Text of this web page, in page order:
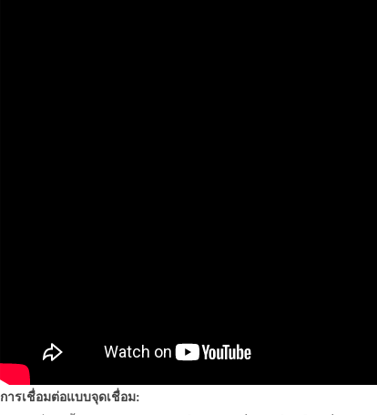
การเชื่อมต่อแบบจุดเชื่อม: